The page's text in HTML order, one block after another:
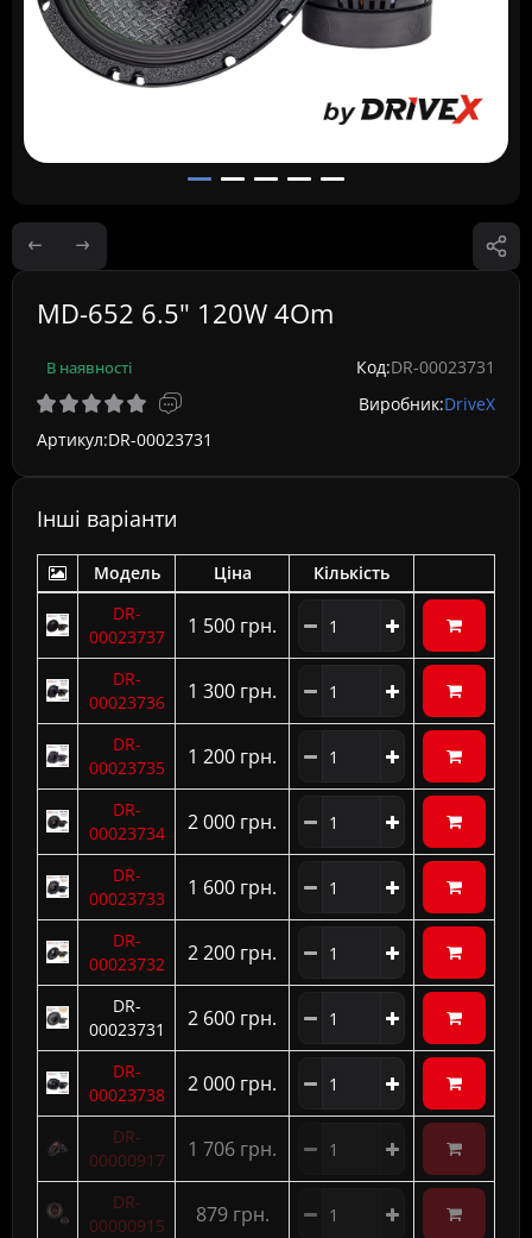
MD-652 6.5" 120W 4Om
В наявності Код:DR-00023731
Виробник:DriveX
Артикул:DR-00023731
Інші варіанти
Модель Ціна
Кількість
DR-
00023737
1 500 грн.
DR-
00023736
1 300 грн.
DR-
00023735
1 200 грн.
DR-
00023734
2 000 грн.
DR-
00023733
1 600 грн.
DR-
00023732
2 200 грн.
DR-
00023731
2 600 грн.
DR-
00023738
2 000 грн.
DR-
00000917
1 706 грн.
DR-
00000915
879 грн.